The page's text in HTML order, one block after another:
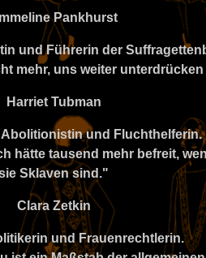
Pankhurst
und Führerin der
mehr, uns weiter
Harriet Tubman
und Fluchthelferin.
hätte tausend mehr befreit,
Sklaven sind."
Clara Zetkin
und Frauenrechtlerin.